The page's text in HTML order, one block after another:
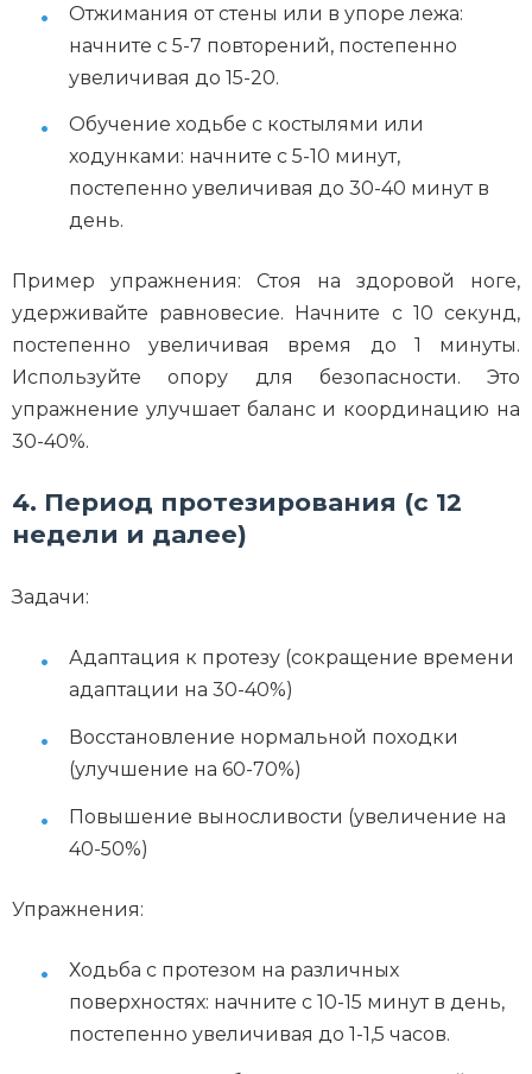
Отжимания от стены или в упоре лежа:
начните с 5-7 повторений, постепенно
увеличивая до 15-20.
Обучение ходьбе с костылями или
ходунками: начните с 5-10 минут,
постепенно увеличивая до 30-40 минут в
день.
Пример упражнения: Стоя на здоровой ноге,
удерживайте равновесие. Начните с 10 секунд,
постепенно увеличивая время до 1 минуты.
Используйте опору для безопасности. Это
упражнение улучшает баланс и координацию на
30-40%.
4. Период протезирования (с 12
недели и далее)
Задачи:
Адаптация к протезу (сокращение времени
адаптации на 30-40%)
Восстановление нормальной походки
(улучшение на 60-70%)
Повышение выносливости (увеличение на
40-50%)
Упражнения:
Ходьба с протезом на различных
поверхностях: начните с 10-15 минут в день,
постепенно увеличивая до 1-1,5 часов.